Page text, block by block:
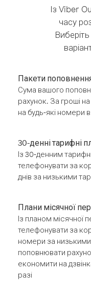
Із Viber
часу
Пакети
Сума вашого
рахунок. За гроші
на будь-які номери
30-денні тарифні
Із 30-денним
телефонувати за
днів за низькими
Плани місячної
Із планом місячної
телефонувати за
номери за
поповнювати
економити на
разі